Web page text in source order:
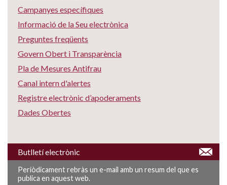
Campanyes específiques
Informació de la Seu electrònica
Preguntes freqüents
Govern Obert i Transparència
Pla de Mesures Antifrau
Canal intern d'alertes
Registre electrònic d’apoderaments
Dades Obertes
Butlletí electrònic
Periòdicament rebràs un e-mail amb un resum del que es
publica en aquest web.